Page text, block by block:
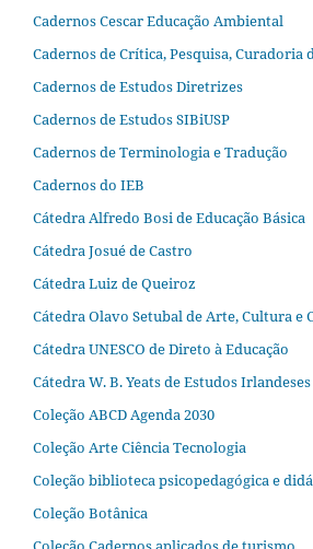
Cadernos Cescar Educação Ambiental
Cadernos de Crítica, Pesquisa, Curadoria
Cadernos de Estudos Diretrizes
Cadernos de Estudos SIBiUSP
Cadernos de Terminologia e Tradução
Cadernos do IEB
Cátedra Alfredo Bosi de Educação Básica
Cátedra Josué de Castro
Cátedra Luiz de Queiroz
Cátedra Olavo Setubal de Arte, Cultura e
Cátedra UNESCO de Direto à Educação
Cátedra W. B. Yeats de Estudos Irlandeses
Coleção ABCD Agenda 2030
Coleção Arte Ciência Tecnologia
Coleção biblioteca psicopedagógica e
Coleção Botânica